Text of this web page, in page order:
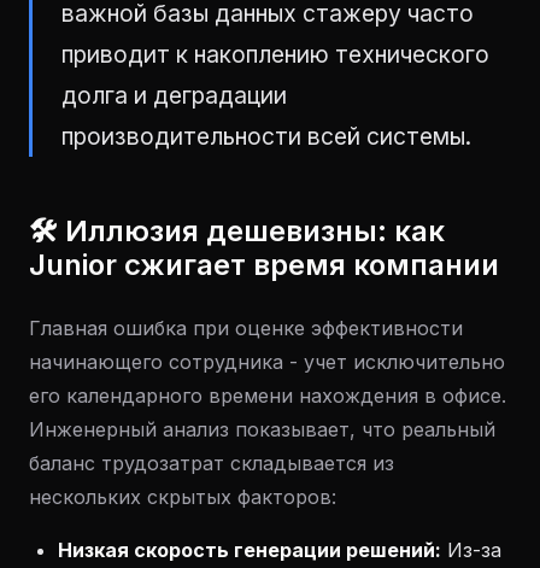
важной базы данных стажеру часто
приводит к накоплению технического
долга и деградации
производительности всей системы.
🛠 Иллюзия дешевизны: как
Junior сжигает время компании
Главная ошибка при оценке эффективности
начинающего сотрудника - учет исключительно
его календарного времени нахождения в офисе.
Инженерный анализ показывает, что реальный
баланс трудозатрат складывается из
нескольких скрытых факторов:
Низкая скорость генерации решений: Из-за